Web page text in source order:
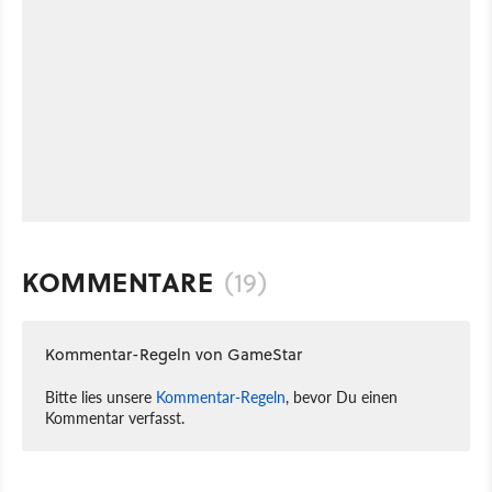
KOMMENTARE (19)
Kommentar-Regeln von GameStar
Bitte lies unsere Kommentar-Regeln, bevor Du einen
Kommentar verfasst.